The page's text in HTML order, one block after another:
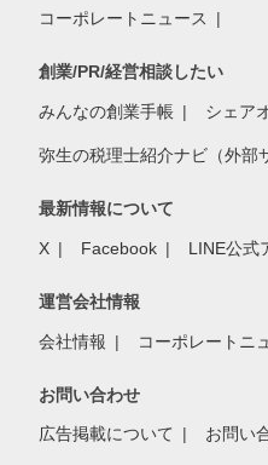
コーポレートニュース
創業/PR/経営相談したい
みんなの創業手帳 シェア
弥生の税理士紹介ナビ（外部
最新情報について
X Facebook LINE公式
運営会社情報
会社情報 コーポレートニ
お問い合わせ
広告掲載について お問い